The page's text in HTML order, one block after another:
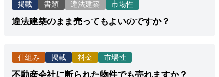
掲載 書類 違法建築 市場性
違法建築のまま売ってもよいのですか？
仕組み 掲載 料金 市場性
不動産会社に断られた物件でも売れますか？